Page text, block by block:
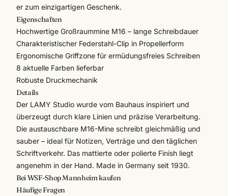
er zum einzigartigen Geschenk.
Eigenschaften
Hochwertige Großraummine M16 – lange Schreibdauer
Charakteristischer Federstahl-Clip in Propellerform
Ergonomische Griffzone für ermüdungsfreies Schreiben
8 aktuelle Farben lieferbar
Robuste Druckmechanik
Details
Der LAMY Studio wurde vom Bauhaus inspiriert und
überzeugt durch klare Linien und präzise Verarbeitung.
Die austauschbare M16-Mine schreibt gleichmäßig und
sauber – ideal für Notizen, Verträge und den täglichen
Schriftverkehr. Das mattierte oder polierte Finish liegt
angenehm in der Hand. Made in Germany seit 1930.
Bei WSF-Shop Mannheim kaufen
Häufige Fragen